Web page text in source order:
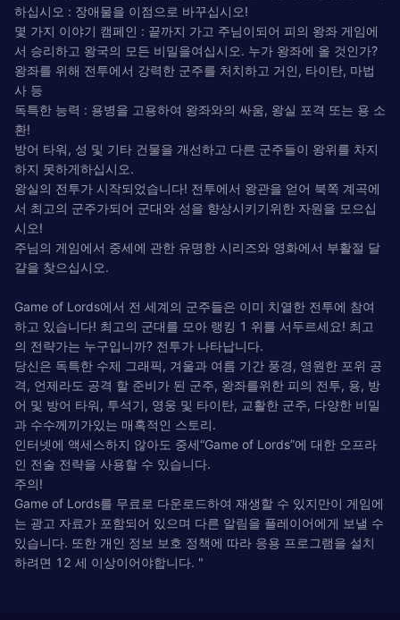
하십시오 : 장애물을 이점으로 바꾸십시오!
몇 가지 이야기 캠페인 : 끝까지 가고 주님이되어 피의 왕좌 게임에
서 승리하고 왕국의 모든 비밀을여십시오. 누가 왕좌에 올 것인가?
왕좌를 위해 전투에서 강력한 군주를 처치하고 거인, 타이탄, 마법
사 등
독특한 능력 : 용병을 고용하여 왕좌와의 싸움, 왕실 포격 또는 용 소
환!
방어 타워, 성 및 기타 건물을 개선하고 다른 군주들이 왕위를 차지
하지 못하게하십시오.
왕실의 전투가 시작되었습니다! 전투에서 왕관을 얻어 북쪽 계곡에
서 최고의 군주가되어 군대와 성을 향상시키기위한 자원을 모으십
시오!
주님의 게임에서 중세에 관한 유명한 시리즈와 영화에서 부활절 달
걀을 찾으십시오.
Game of Lords에서 전 세계의 군주들은 이미 치열한 전투에 참여
하고 있습니다! 최고의 군대를 모아 랭킹 1 위를 서두르세요! 최고
의 전략가는 누구입니까? 전투가 나타납니다.
당신은 독특한 수제 그래픽, 겨울과 여름 기간 풍경, 영원한 포위 공
격, 언제라도 공격 할 준비가 된 군주, 왕좌를위한 피의 전투, 용, 방
어 및 방어 타워, 투석기, 영웅 및 타이탄, 교활한 군주, 다양한 비밀
과 수수께끼가있는 매혹적인 스토리.
인터넷에 액세스하지 않아도 중세“Game of Lords”에 대한 오프라
인 전술 전략을 사용할 수 있습니다.
주의!
Game of Lords를 무료로 다운로드하여 재생할 수 있지만이 게임에
는 광고 자료가 포함되어 있으며 다른 알림을 플레이어에게 보낼 수
있습니다. 또한 개인 정보 보호 정책에 따라 응용 프로그램을 설치
하려면 12 세 이상이어야합니다. "